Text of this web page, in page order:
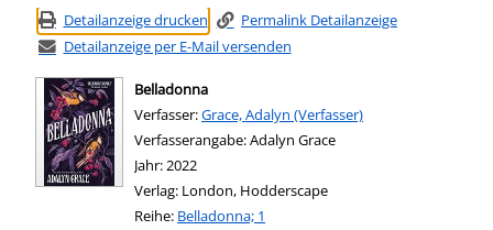
Detailanzeige drucken
Permalink Detailanzeige
Detailanzeige per E-Mail versenden
Belladonna
Verfasser:Suche nach diesem Verfasser
Grace, Adalyn (Verfasser)
Verfasserangabe:Adalyn Grace
Jahr:2022
Verlag: London, Hodderscape
Reihe: Belladonna; 1